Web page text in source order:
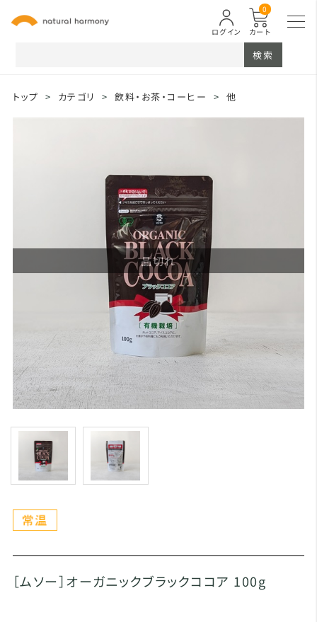
カート
0
ログイン
検索
トップ > カテゴリ > 飲料・お茶・コーヒー > 他
品切れ
［ムソー］オーガニックブラックココア 100g